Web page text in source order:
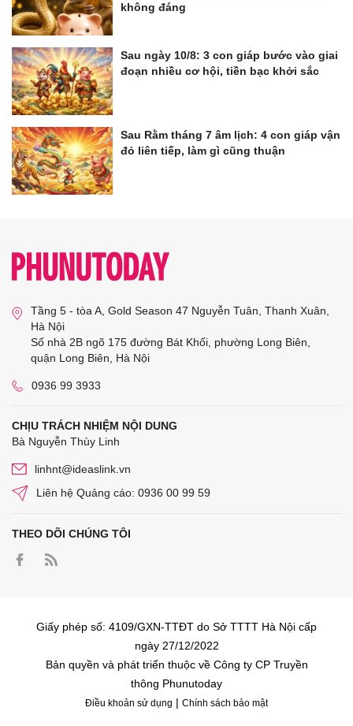
không đáng
Sau ngày 10/8: 3 con giáp bước vào giai
đoạn nhiều cơ hội, tiền bạc khởi sắc
Sau Rằm tháng 7 âm lịch: 4 con giáp vận
đỏ liên tiếp, làm gì cũng thuận
Tầng 5 - tòa A, Gold Season 47 Nguyễn Tuân, Thanh Xuân,
Hà Nội
Số nhà 2B ngõ 175 đường Bát Khối, phường Long Biên,
quận Long Biên, Hà Nội
0936 99 3933
CHỊU TRÁCH NHIỆM NỘI DUNG
Bà Nguyễn Thùy Linh
linhnt@ideaslink.vn
Liên hệ Quảng cáo: 0936 00 99 59
THEO DÕI CHÚNG TÔI
Giấy phép số: 4109/GXN-TTĐT do Sở TTTT Hà Nội cấp
ngày 27/12/2022
Bản quyền và phát triển thuộc về Công ty CP Truyền
thông Phunutoday
Điều khoản sử dụng | Chính sách bảo mật